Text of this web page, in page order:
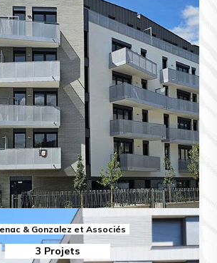
& Gonzalez et Associés
3 Projets